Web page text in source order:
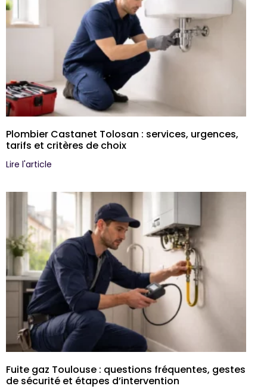
Plombier Castanet Tolosan : services, urgences,
tarifs et critères de choix
Lire l'article
Fuite gaz Toulouse : questions fréquentes, gestes
de sécurité et étapes d’intervention